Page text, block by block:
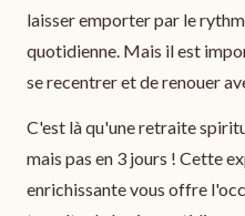
laisser emporter par le
quotidienne. Mais il est
se recentrer et de renouer
C'est là qu'une retraite
mais pas en 3 jours ! Cette
enrichissante vous offre